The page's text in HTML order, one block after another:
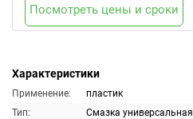
Характеристики
Применение:
пластик
Тип:
Смазка универсальная
Посмотреть цены и сроки